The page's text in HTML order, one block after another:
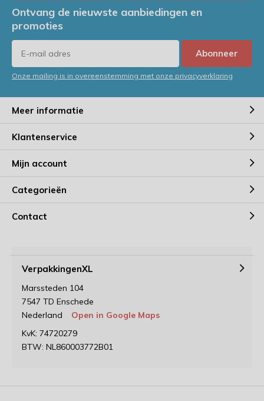
Ontvang de nieuwste aanbiedingen en
promoties
Abonneer
Onze mailing is in overeenstemming met onze privacyverklaring
Meer informatie
Klantenservice
Mijn account
Categorieën
Contact
VerpakkingenXL
Marssteden 104
7547 TD Enschede
Nederland
Open in Google Maps
KvK: 74720279
BTW: NL860003772B01